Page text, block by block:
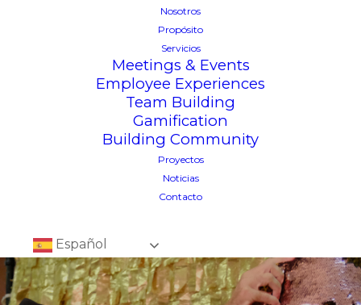
Nosotros
Propósito
Servicios
Meetings & Events
Employee Experiences
Team Building
Gamification
Building Community
Proyectos
Noticias
Contacto
Español